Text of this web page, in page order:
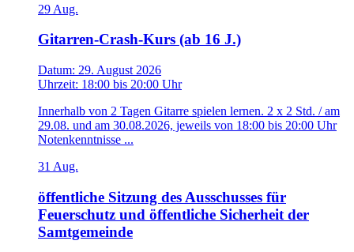
29 Aug.
Gitarren-Crash-Kurs (ab 16 J.)
Datum: 29. August 2026
Uhrzeit: 18:00 bis 20:00 Uhr
Innerhalb von 2 Tagen Gitarre spielen lernen. 2 x 2 Std. / am
29.08. und am 30.08.2026, jeweils von 18:00 bis 20:00 Uhr
Notenkenntnisse ...
31 Aug.
öffentliche Sitzung des Ausschusses für
Feuerschutz und öffentliche Sicherheit der
Samtgemeinde